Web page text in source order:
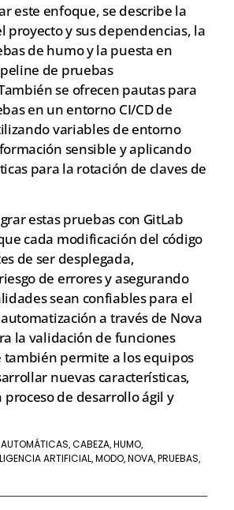
este enfoque, se describe la
proyecto y sus dependencias, la
de humo y la puesta en
de pruebas
se ofrecen pautas para
en un entorno CI/CD de
variables de entorno
sensible y aplicando
para la rotación de claves de
estas pruebas con GitLab
cada modificación del código
de ser desplegada,
de errores y asegurando
sean confiables para el
a través de Nova
la validación de funciones
también permite a los equipos
nuevas características,
de desarrollo ágil y
AUTOMÁTICAS,CABEZA, HUMO,
ARTIFICIAL, MODO, NOVA, PRUEBAS,